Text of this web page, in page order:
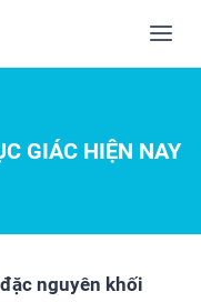
GIÁC HIỆN NAY
nguyên khối